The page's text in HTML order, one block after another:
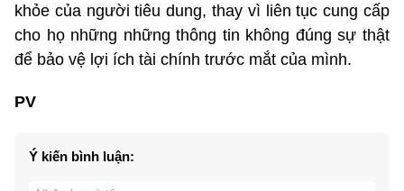
khỏe của người tiêu dung, thay vì liên tục cung cấp
cho họ những những thông tin không đúng sự thật
để bảo vệ lợi ích tài chính trước mắt của mình.
PV
Ý kiến bình luận: